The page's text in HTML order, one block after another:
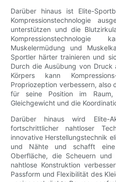
Darüber hinaus ist Elite-
Kompressionstechnologie
unterstützen und die
Muskelermüdung und
Sportler härter trainieren und
Durch die Ausübung von
Körpers kann
Propriozeption verbessern, also
für seine Position im
Gleichgewicht und die
Darüber hinaus wird Elite-
fortschrittlicher nahtloser
innovative Herstellungstechnik
und Nähte und schafft
Oberfläche, die Scheuern und
nahtlose Konstruktion
Passform und Flexibilität des